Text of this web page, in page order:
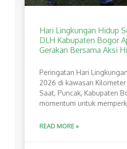
Hari Lingkungan Hidup
DLH Kabupaten Bogor
Gerakan Bersama Aksi
Peringatan Hari
2026 di kawasan
Saat, Puncak, Kabupaten
momentum untuk
READ MORE »